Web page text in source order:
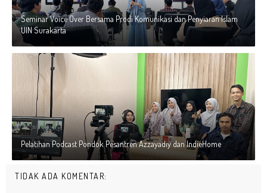
Seminar Voice Over Bersama Prodi Komunikasi dan Penyiaran Islam
UIN Surakarta
Pelatihan Podcast Pondok Pesantren Azzayadiy dan IndieHome
TIDAK ADA KOMENTAR: